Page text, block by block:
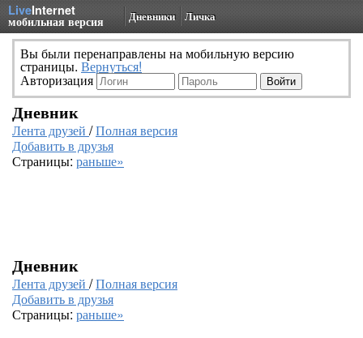
LiveInternet
мобильная версия Дневники Личка
Вы были перенаправлены на мобильную версию
страницы. Вернуться!
Авторизация
Дневник
Лента друзей /Полная версия
Добавить в друзья
Страницы: раньше»
Дневник
Лента друзей /Полная версия
Добавить в друзья
Страницы: раньше»